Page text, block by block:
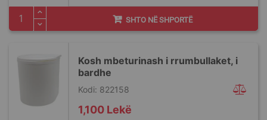
SHTO NË SHPORTË
Kosh mbeturinash i rrumbullaket, i
bardhe
Kodi: 822158
1,100 Lekë